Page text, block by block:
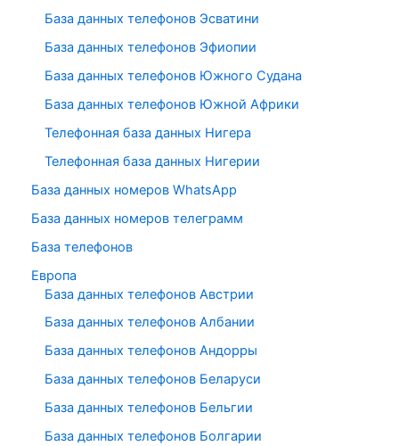
База данных телефонов Эсватини
База данных телефонов Эфиопии
База данных телефонов Южного Судана
База данных телефонов Южной Африки
Телефонная база данных Нигера
Телефонная база данных Нигерии
База данных номеров WhatsApp
База данных номеров телеграмм
База телефонов
Европа
База данных телефонов Австрии
База данных телефонов Албании
База данных телефонов Андорры
База данных телефонов Беларуси
База данных телефонов Бельгии
База данных телефонов Болгарии